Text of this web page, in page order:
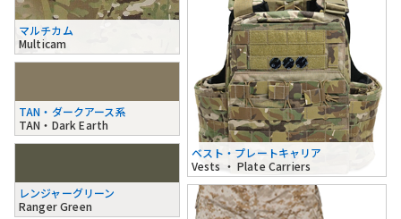
マルチカム
Multicam
TAN・ダークアース系
TAN・Dark Earth
レンジャーグリーン
Ranger Green
ベスト・プレートキャリア
Vests ・ Plate Carriers